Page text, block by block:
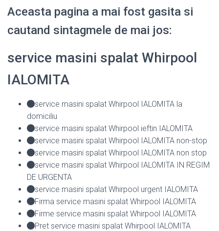
Aceasta pagina a mai fost gasita si
cautand sintagmele de mai jos:
service masini spalat Whirpool
IALOMITA
service masini spalat Whirpool IALOMITA la
domiciliu
service masini spalat Whirpool ieftin IALOMITA
service masini spalat Whirpool IALOMITA non-stop
service masini spalat Whirpool IALOMITA non stop
service masini spalat Whirpool IALOMITA IN REGIM
DE URGENTA
service masini spalat Whirpool urgent IALOMITA
Firma service masini spalat Whirpool IALOMITA
Firme service masini spalat Whirpool IALOMITA
Pret service masini spalat Whirpool IALOMITA